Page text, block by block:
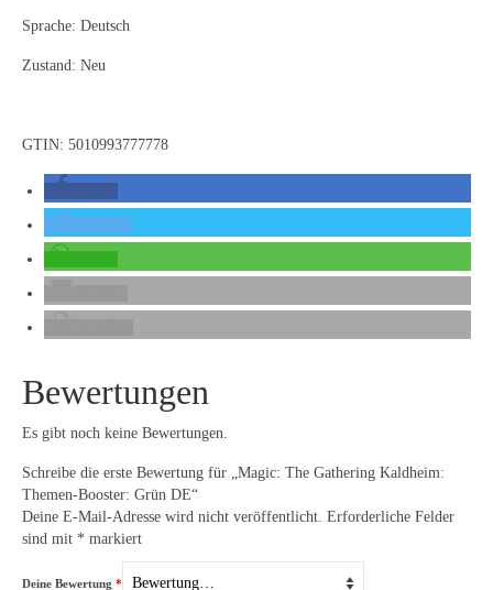
Sprache: Deutsch
Zustand: Neu
GTIN: 5010993777778
Bewertungen
Es gibt noch keine Bewertungen.
Schreibe die erste Bewertung für „Magic: The Gathering Kaldheim:
Themen-Booster: Grün DE“
Deine E-Mail-Adresse wird nicht veröffentlicht. Erforderliche Felder
sind mit * markiert
Deine Bewertung *